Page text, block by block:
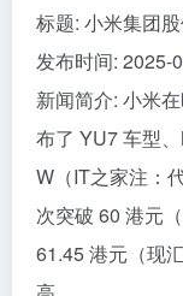
标题: 小米集团
发布时间: 2025-
新闻简介: 小米
布了 YU7 车型
W（IT之家注：
次突破 60 港元
61.45 港元（现